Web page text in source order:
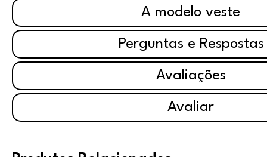
A modelo veste
Perguntas e Respostas
Avaliações
Avaliar